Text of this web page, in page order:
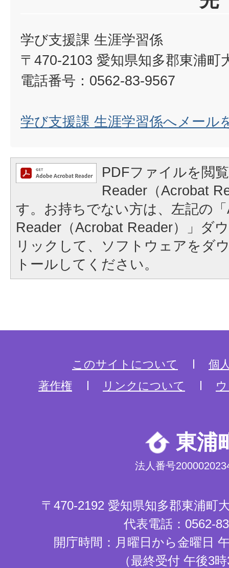
学び支援課 生涯学習係
〒470-2103 愛知県知多郡東浦町
電話番号：0562-83-9567
学び支援課 生涯学習係へメール
PDFファイルを閲
Reader（Acrobat
す。お持ちでない方は、左記の
Reader（Acrobat Reader）」ダ
リックして、ソフトウェアをダ
トールしてください。
このサイトについて
個
著作権
リンクについて
東浦
法人番号
〒470-2192 愛知県知多郡東浦町
代表電話：0562-
開庁時間：月曜日から金曜日
（最終受付 午後3